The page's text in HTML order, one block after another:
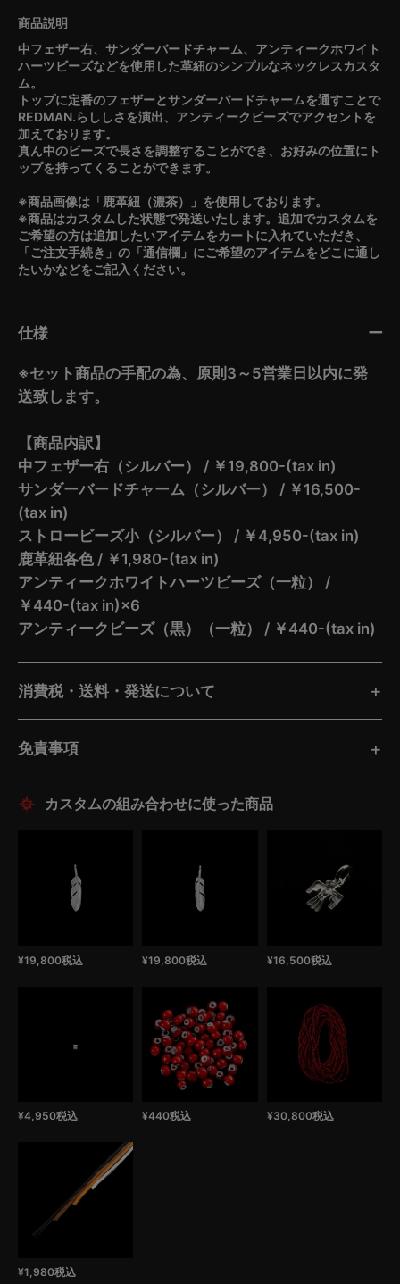
中フェザー右、サンダーバードチャーム、アンティークホワイト
ハーツビーズなどを使用した革紐のシンプルなネックレスカスタ
ム。
トップに定番のフェザーとサンダーバードチャームを通すことで
REDMAN.らししさを演出、アンティークビーズでアクセントを
加えております。
真ん中のビーズで長さを調整することができ、お好みの位置にト
ップを持ってくることができます。
※商品画像は「鹿革紐（濃茶）」を使用しております。
※商品はカスタムした状態で発送いたします。追加でカスタムを
ご希望の方は追加したいアイテムをカートに入れていただき、
「ご注文手続き」の「通信欄」にご希望のアイテムをどこに通し
たいかなどをご記入ください。
仕様
※セット商品の手配の為、原則3～5営業日以内に発
送致します。
【商品内訳】
中フェザー右（シルバー） / ￥19,800-(tax in)
サンダーバードチャーム（シルバー） / ￥16,500-
(tax in)
ストロービーズ小（シルバー） / ￥4,950-(tax in)
鹿革紐各色 / ￥1,980-(tax in)
アンティークホワイトハーツビーズ（一粒） /
￥440-(tax in)×6
アンティークビーズ（黒）（一粒） / ￥440-(tax in)
消費税・送料・発送について
免責事項
¥19,800税込 ¥19,800税込 ¥16,500税込
¥4,950税込 ¥440税込 ¥30,800税込
¥1,980税込